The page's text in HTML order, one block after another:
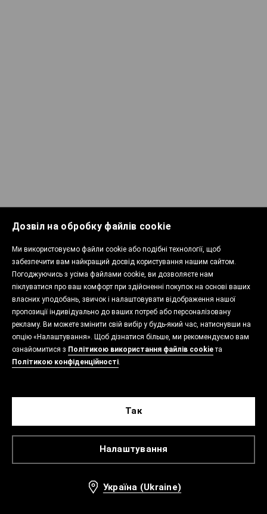
Дозвіл на обробку файлів cookie
Ми використовуємо файли cookie або подібні технології, щоб
забезпечити вам найкращий досвід користування нашим сайтом.
Погоджуючись з усіма файлами cookie, ви дозволяєте нам
піклуватися про ваш комфорт при здійсненні покупок на основі ваших
власних уподобань, звичок і налаштовувати відображення нашої
пропозиції індивідуально до ваших потреб або персоналізовану
рекламу. Ви можете змінити свій вибір у будь-який час, натиснувши на
опцію «Налаштування». Щоб дізнатися більше, ми рекомендуємо вам
ознайомитися з Політикою використання файлів cookieта
Політикою конфіденційності.
Налаштування
Так
Україна (Ukraine)